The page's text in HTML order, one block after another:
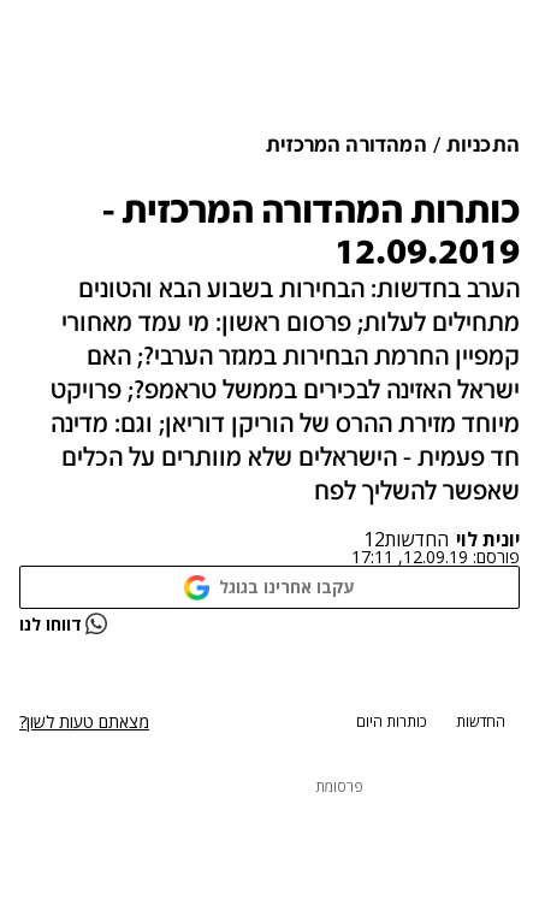
התכניות המהדורה המרכזית
כותרות המהדורה המרכזית -
12.09.2019
הערב בחדשות: הבחירות בשבוע הבא והטונים
מתחילים לעלות; פרסום ראשון: מי עמד מאחורי
קמפיין החרמת הבחירות במגזר הערבי?; האם
ישראל האזינה לבכירים בממשל טראמפ?; פרויקט
מיוחד מזירת ההרס של הוריקן דוריאן; וגם: מדינה
חד פעמית - הישראלים שלא מוותרים על הכלים
שאפשר להשליך לפח
יונית לוי החדשות12
פורסם: 12.09.19, 17:11
עקבו אחרינו בגוגל
נתקלנו בבעיה דווחו לנו
החדשות כותרות היום מצאתם טעות לשון?
פרסומת